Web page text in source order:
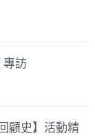
專訪
顧史】活動精